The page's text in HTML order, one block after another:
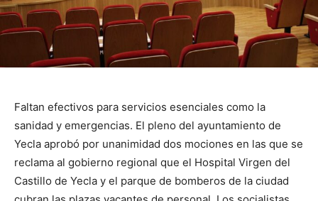
Faltan efectivos para servicios esenciales como la
sanidad y emergencias. El pleno del ayuntamiento de
Yecla aprobó por unanimidad dos mociones en las que se
reclama al gobierno regional que el Hospital Virgen del
Castillo de Yecla y el parque de bomberos de la ciudad